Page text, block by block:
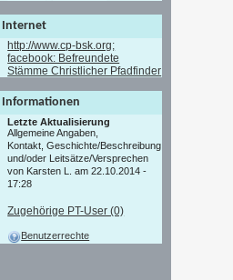
Internet
http://www.cp-bsk.org;
facebook: Befreundete
Stämme Christlicher Pfadfinder
Informationen
Letzte Aktualisierung
Allgemeine Angaben,
Kontakt, Geschichte/Beschreibung
und/oder Leitsätze/Versprechen
von Karsten L. am 22.10.2014 -
17:28
Zugehörige PT-User (0)
Benutzerrechte